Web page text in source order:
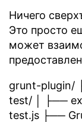
Ничего
Это просто
может
grunt-plugin/
test/ │ ├──
test.js ├──